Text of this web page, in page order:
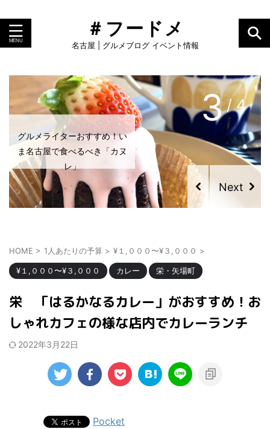
＃フードメ
名古屋 | グルメブログ イベント情報
グルメライターおすすめ！い
ま名古屋で食べるべき「カヌ
レ」
グルメライターおすすめ！い
ま名古屋で食べるべき「プリ
ン」
4/ 4
HOME > 1人あたりの予算 > ¥１,０００〜¥３,０００ >
¥１,０００〜¥３,０００ カレー 栄・矢場町
栄 「はるかなるカレー」がおすすめ！お
しゃれカフェの様な店内でカレーランチ
2022年3月22日
Pocket